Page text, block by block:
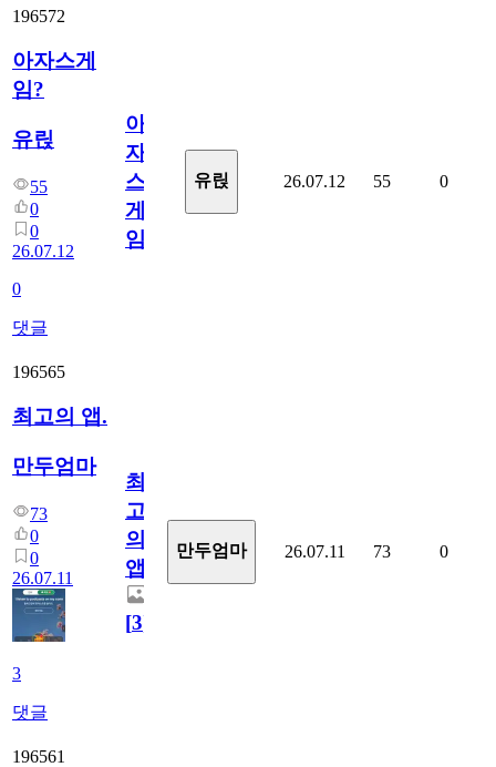
196572
아자스게
임?
유릱
55
0
0
26.07.12
0
댓글
아
자
스
게
임?
유릱 26.07.12 55 0
196565
최고의 앱.
만두엄마
73
0
0
26.07.11
3
댓글
최
고
의
앱.
[3]
만두엄마 26.07.11 73 0
196561